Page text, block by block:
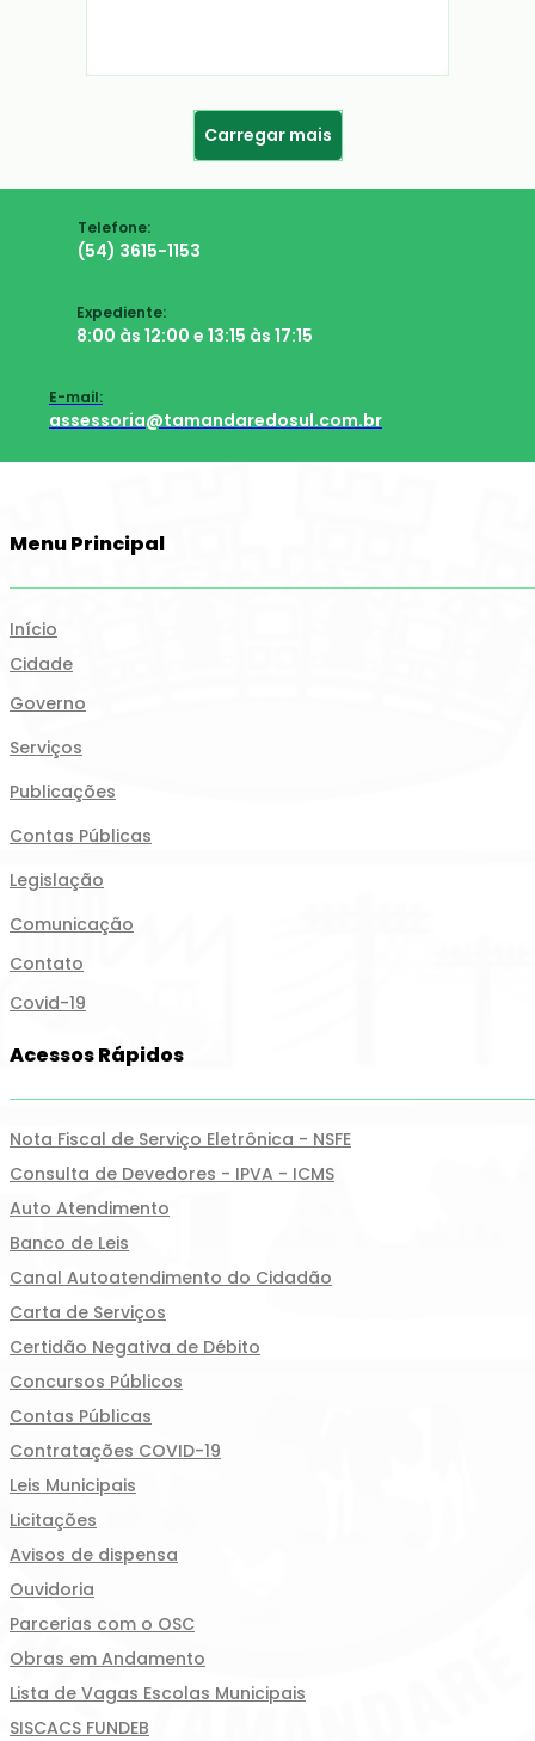
Carregar mais
Telefone:
(54) 3615-1153
Expediente:
8:00 às 12:00 e 13:15 às 17:15
E-mail:
assessoria@tamandaredosul.com.br
Menu Principal
Início
Cidade
Governo
Serviços
Publicações
Contas Públicas
Legislação
Comunicação
Contato
Covid-19
Acessos Rápidos
Nota Fiscal de Serviço Eletrônica - NSFE
Consulta de Devedores - IPVA - ICMS
Auto Atendimento
Banco de Leis
Canal Autoatendimento do Cidadão
Carta de Serviços
Certidão Negativa de Débito
Concursos Públicos
Contas Públicas
Contratações COVID-19
Leis Municipais
Licitações
Avisos de dispensa
Ouvidoria
Parcerias com o OSC
Obras em Andamento
Lista de Vagas Escolas Municipais
SISCACS FUNDEB